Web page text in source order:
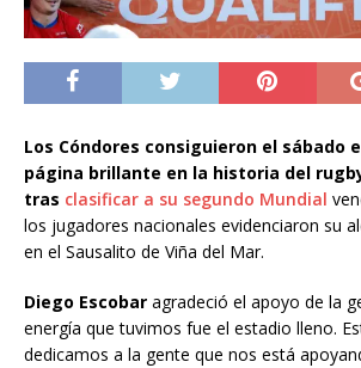
Los Cóndores consiguieron el sábado
página brillante en la historia del
tras clasificar a su segundo Mundial
los jugadores nacionales evidenciaron su
en el Sausalito de Viña del Mar.
Diego Escobar agradeció el apoyo de la
energía que tuvimos fue el estadio lleno.
dedicamos a la gente que nos está